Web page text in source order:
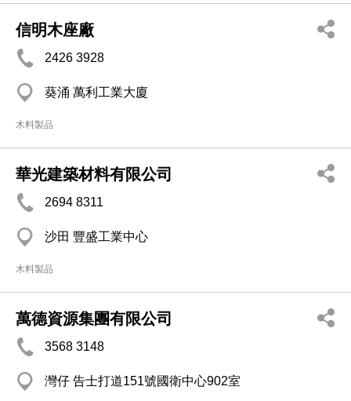
信明木座廠
2426 3928
葵涌 萬利工業大廈
木料製品
華光建築材料有限公司
2694 8311
沙田 豐盛工業中心
木料製品
萬德資源集團有限公司
3568 3148
灣仔 告士打道151號國衛中心902室